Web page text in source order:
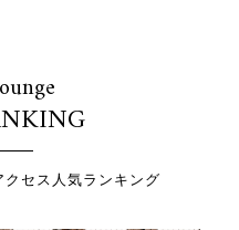
セス人気ランキング